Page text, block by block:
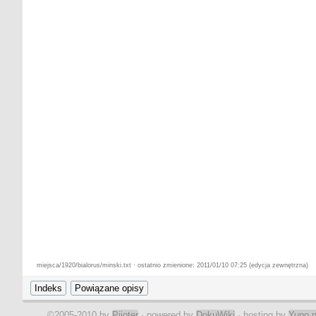
miejsca/1920/bialorus/minski.txt · ostatnio zmienione: 2011/01/10 07:25 (edycja zewnętrzna)